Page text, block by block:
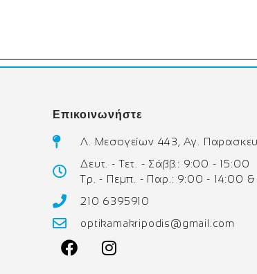
Επικοινωνήστε
Λ. Μεσογείων 443, Αγ.
Δευτ. - Τετ. - Σάββ.: 9:00 - 15:00
Τρ. - Πεμπ. - Παρ.: 9:00 - 14:00 &
210 6395910
optikamakripodis@gmail.com